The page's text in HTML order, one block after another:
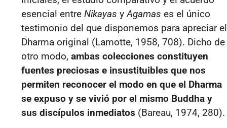
esencial entre Nikayas yAgamas es el único
testimonio del que disponemos para apreciar el
Dharma original (Lamotte, 1958, 708). Dicho de
otro modo, ambas colecciones constituyen
fuentes preciosas e insustituibles que nos
permiten reconocer el modo en que el Dharma
se expuso y se vivió por el mismo Buddha y
sus discípulos inmediatos (Bareau, 1974, 280).